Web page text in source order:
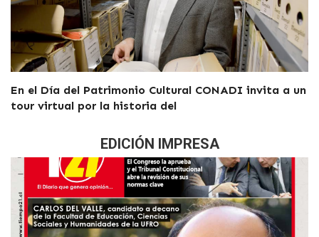
En el Día del Patrimonio Cultural CONADI invita a un
tour virtual por la historia del
EDICIÓN IMPRESA